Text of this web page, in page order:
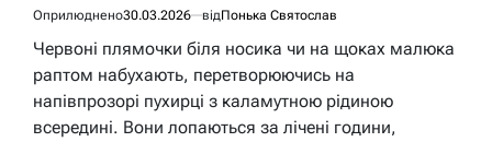
Оприлюднено30.03.2026 відПонька Святослав
Червоні плямочки біля носика чи на щоках малюка
раптом набухають, перетворюючись на
напівпрозорі пухирці з каламутною рідиною
всередині. Вони лопаються за лічені години,